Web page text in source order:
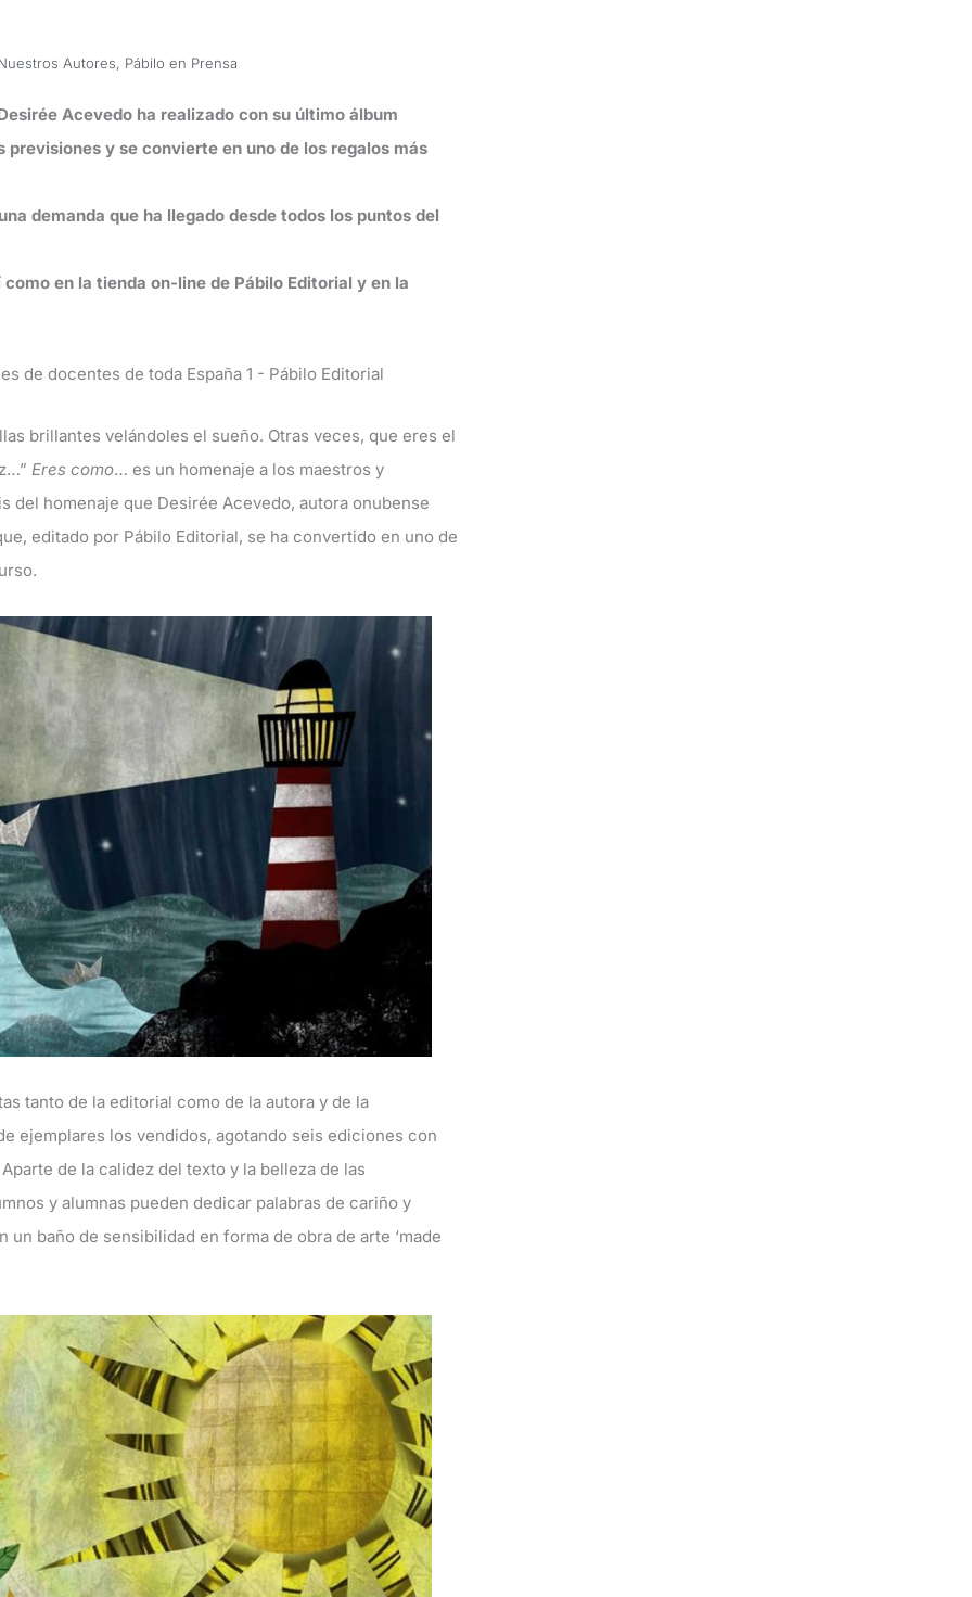
Autores, Pábilo en Prensa
Acevedo ha realizado con su último álbum
y se convierte en uno de los regalos más
demanda que ha llegado desde todos los puntos del
en la tienda on-line de Pábilo Editorial y en la
brillantes velándoles el sueño. Otras veces, que eres el
Eres como… es un homenaje a los maestros y
del homenaje que Desirée Acevedo, autora onubense
editado por Pábilo Editorial, se ha convertido en uno de
tanto de la editorial como de la autora y de la
ejemplares los vendidos, agotando seis ediciones con
de la calidez del texto y la belleza de las
y alumnas pueden dedicar palabras de cariño y
baño de sensibilidad en forma de obra de arte ‘made